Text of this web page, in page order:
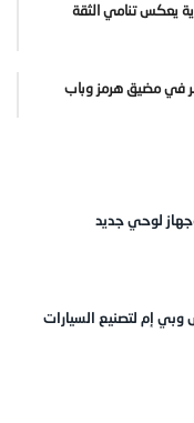
يعكس تنامي الثقة
في مضيق هرمز وباب
إم لتصنيع السيارات